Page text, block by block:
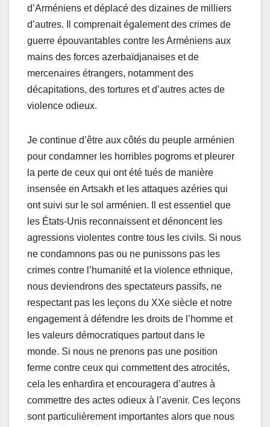
d’Arméniens et déplacé des dizaines de milliers
d’autres. Il comprenait également des crimes de
guerre épouvantables contre les Arméniens aux
mains des forces azerbaïdjanaises et de
mercenaires étrangers, notamment des
décapitations, des tortures et d’autres actes de
violence odieux.
Je continue d’être aux côtés du peuple arménien
pour condamner les horribles pogroms et pleurer
la perte de ceux qui ont été tués de manière
insensée en Artsakh et les attaques azéries qui
ont suivi sur le sol arménien. Il est essentiel que
les États-Unis reconnaissent et dénoncent les
agressions violentes contre tous les civils. Si nous
ne condamnons pas ou ne punissons pas les
crimes contre l’humanité et la violence ethnique,
nous deviendrons des spectateurs passifs, ne
respectant pas les leçons du XXe siècle et notre
engagement à défendre les droits de l’homme et
les valeurs démocratiques partout dans le
monde. Si nous ne prenons pas une position
ferme contre ceux qui commettent des atrocités,
cela les enhardira et encouragera d’autres à
commettre des actes odieux à l’avenir. Ces leçons
sont particulièrement importantes alors que nous